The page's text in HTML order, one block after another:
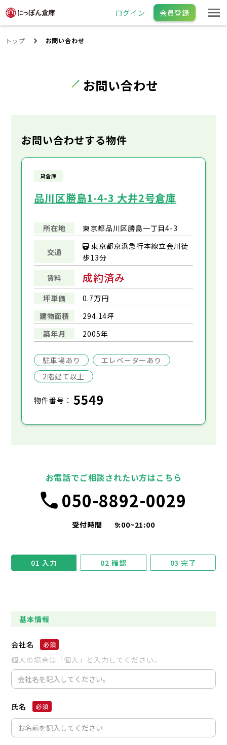
ログイン 会員登録
トップ お問い合わせ
お問い合わせ
お問い合わせする物件
貸倉庫
品川区勝島1-4-3 大井2号倉庫
所在地 東京都品川区勝島一丁目4-3
交通
東京都京浜急行本線立会川徒
歩13分
賃料
成約済み
坪単価
0.7万円
建物面積
294.14坪
築年月
2005年
駐車場あり
エレベーターあり
2階建て以上
物件番号： 5549
お電話でご相談されたい方はこちら
050-8892-0029
受付時間 9:00~21:00
01 入力 02 確認 03 完了
基本情報
会社名
個人の場合は「個人」と入力してください。
氏名